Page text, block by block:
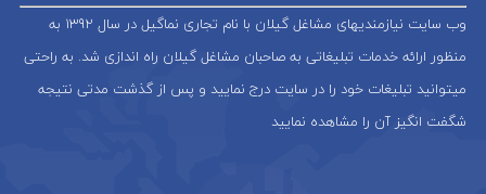
وب سایت نیازمندیهای مشاغل گیلان با نام تجاری نماگیل در سال 1392 به
منظور ارائه خدمات تبلیغاتی به صاحبان مشاغل گیلان راه اندازی شد. به راحتی
میتوانید تبلیغات خود را در سایت درج نمایید و پس از گذشت مدتی نتیجه
شگفت انگیز آن را مشاهده نمایید